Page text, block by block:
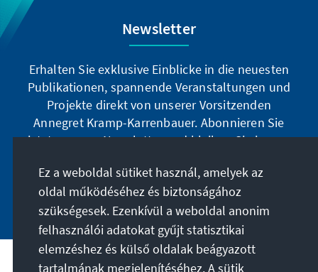
Newsletter
Erhalten Sie exklusive Einblicke in die neuesten
Publikationen, spannende Veranstaltungen und
Projekte direkt von unserer Vorsitzenden
Annegret Kramp-Karrenbauer. Abonnieren Sie
jetzt unseren Newsletter und bleiben Sie immer
Jetzt abonnieren
Ez a weboldal sütiket használ, amelyek az
oldal működéséhez és biztonságához
szükségesek. Ezenkívül a weboldal anonim
felhasználói adatokat gyűjt statisztikai
elemzéshez és külső oldalak beágyazott
tartalmának megjelenítéséhez. A sütik